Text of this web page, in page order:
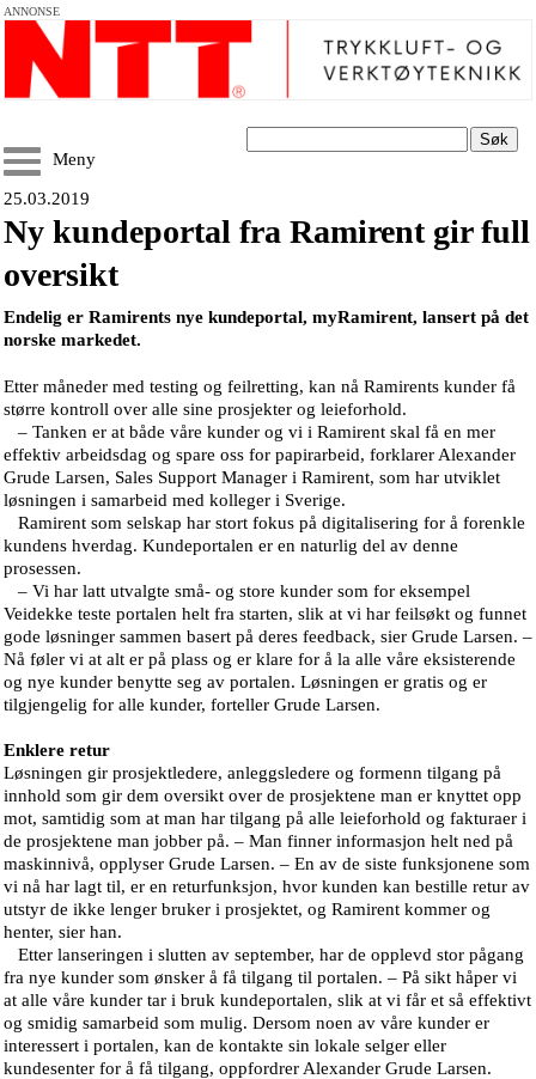
ANNONSE
Søk
Meny
25.03.2019
Ny kundeportal fra Ramirent gir full
oversikt
Endelig er Ramirents nye kundeportal, myRamirent, lansert på det
norske markedet.
Etter måneder med testing og feilretting, kan nå Ramirents kunder få
større kontroll over alle sine prosjekter og leieforhold.
– Tanken er at både våre kunder og vi i Ramirent skal få en mer
effektiv arbeidsdag og spare oss for papirarbeid, forklarer Alexander
Grude Larsen, Sales Support Manager i Ramirent, som har utviklet
løsningen i samarbeid med kolleger i Sverige.
Ramirent som selskap har stort fokus på digitalisering for å forenkle
kundens hverdag. Kundeportalen er en naturlig del av denne
prosessen.
– Vi har latt utvalgte små- og store kunder som for eksempel
Veidekke teste portalen helt fra starten, slik at vi har feilsøkt og funnet
gode løsninger sammen basert på deres feedback, sier Grude Larsen. –
Nå føler vi at alt er på plass og er klare for å la alle våre eksisterende
og nye kunder benytte seg av portalen. Løsningen er gratis og er
tilgjengelig for alle kunder, forteller Grude Larsen.
Enklere retur
Løsningen gir prosjektledere, anleggsledere og formenn tilgang på
innhold som gir dem oversikt over de prosjektene man er knyttet opp
mot, samtidig som at man har tilgang på alle leieforhold og fakturaer i
de prosjektene man jobber på. – Man finner informasjon helt ned på
maskinnivå, opplyser Grude Larsen. – En av de siste funksjonene som
vi nå har lagt til, er en returfunksjon, hvor kunden kan bestille retur av
utstyr de ikke lenger bruker i prosjektet, og Ramirent kommer og
henter, sier han.
Etter lanseringen i slutten av september, har de opplevd stor pågang
fra nye kunder som ønsker å få tilgang til portalen. – På sikt håper vi
at alle våre kunder tar i bruk kundeportalen, slik at vi får et så effektivt
og smidig samarbeid som mulig. Dersom noen av våre kunder er
interessert i portalen, kan de kontakte sin lokale selger eller
kundesenter for å få tilgang, oppfordrer Alexander Grude Larsen.